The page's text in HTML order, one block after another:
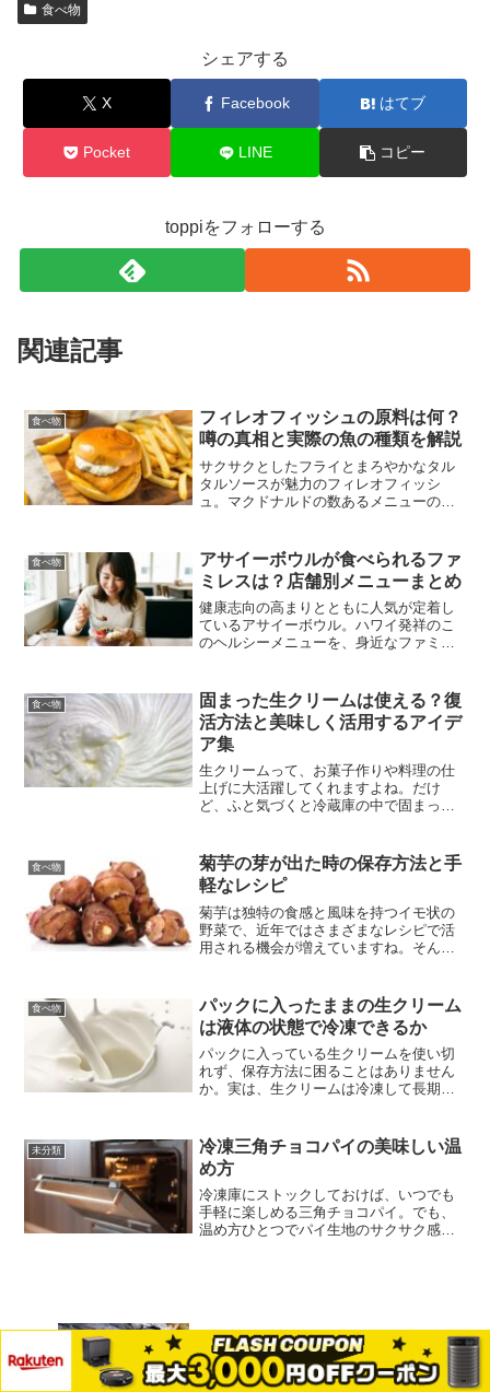
食べ物
シェアする
X Facebook はてブ
Pocket LINE コピー
toppiをフォローする
関連記事
食べ物
フィレオフィッシュの原料は何？
噂の真相と実際の魚の種類を解説
サクサクとしたフライとまろやかなタル
タルソースが魅力のフィレオフィッシ
ュ。マクドナルドの数あるメニューの中
番商品ですよね。でも、その魚の正体は
一体何なのかご存じでしょう...
食べ物
アサイーボウルが食べられるファ
ミレスは？店舗別メニューまとめ
健康志向の高まりとともに人気が定着し
ているアサイーボウル。ハワイ発祥のこ
のヘルシーメニューを、身近なファミレ
ルの取り扱いは店舗によって大きく異な
り、常設メニューとして提供...
食べ物
固まった生クリームは使える？復
活方法と美味しく活用するアイデ
ア集
生クリームって、お菓子作りや料理の仕
上げに大活躍してくれますよね。だけ
ど、ふと気づくと冷蔵庫の中で固まって
期限内でも開封後に放置していると、思
っていたより早く固まり始め...
食べ物
菊芋の芽が出た時の保存方法と手
軽なレシピ
菊芋は独特の食感と風味を持つイモ状の
野菜で、近年ではさまざまなレシピで活
用される機会が増えていますね。そんな
芋ってもう食べられないのかな？」と気
になった経験のある方もい...
食べ物
パックに入ったままの生クリーム
は液体の状態で冷凍できるか
パックに入っている生クリームを使い切
れず、保存方法に困ることはありません
か。実は、生クリームは冷凍して長期保
使い勝手はどうなるの？」といった疑問
をお持ちの方も多いですよ...
未分類
冷凍三角チョコパイの美味しい温
め方
冷凍庫にストックしておけば、いつでも
手軽に楽しめる三角チョコパイ。でも、
温め方ひとつでパイ生地のサクサク感や
スーパーで買った鰹のたたきは洗うべき
か詳しく解説します
ホーム 検索 トップ サイドバー